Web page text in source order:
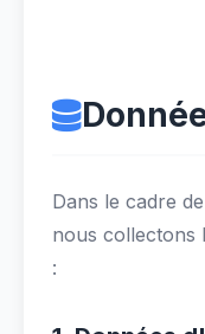
Dans le cadre
nous collectons
: